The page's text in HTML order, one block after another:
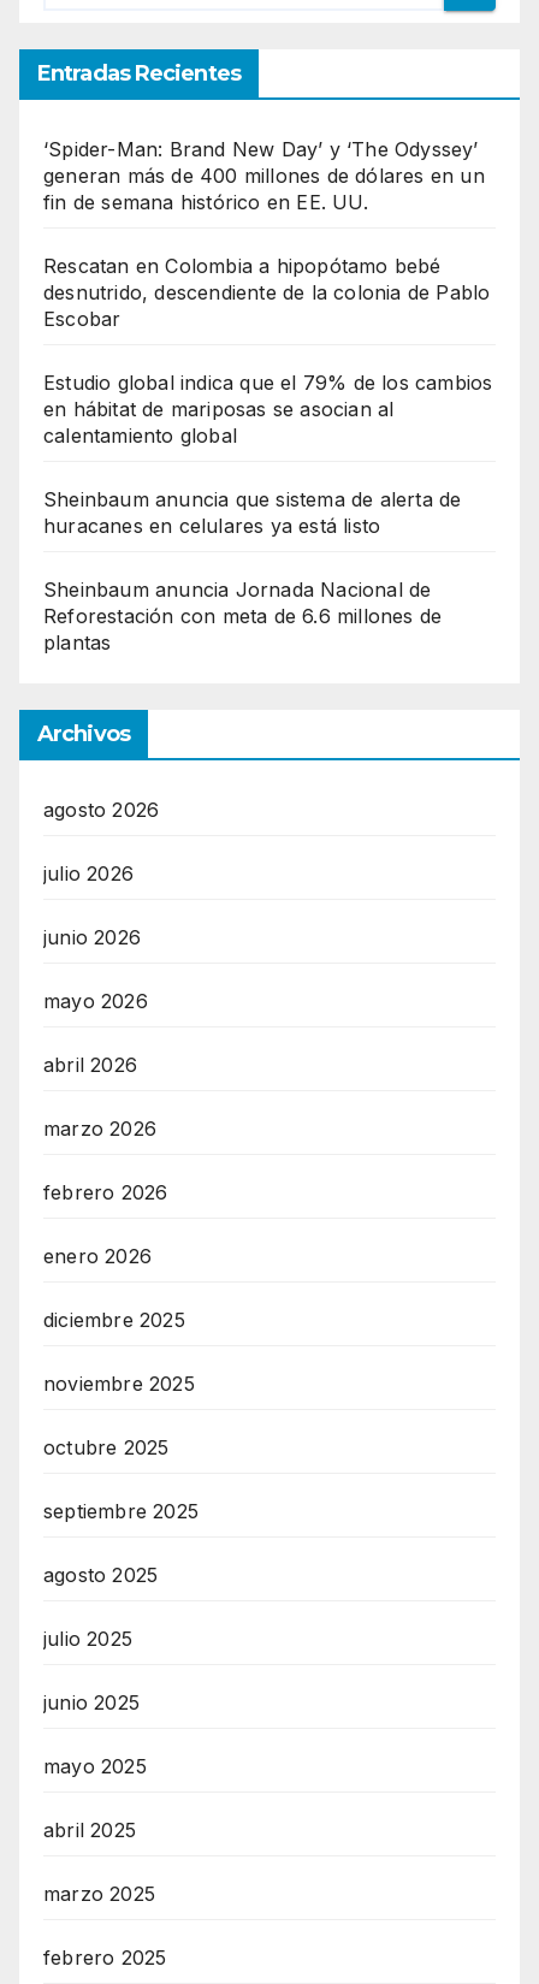
Entradas Recientes
‘Spider-Man: Brand New Day’ y ‘The Odyssey’
generan más de 400 millones de dólares en un
fin de semana histórico en EE. UU.
Rescatan en Colombia a hipopótamo bebé
desnutrido, descendiente de la colonia de Pablo
Escobar
Estudio global indica que el 79% de los cambios
en hábitat de mariposas se asocian al
calentamiento global
Sheinbaum anuncia que sistema de alerta de
huracanes en celulares ya está listo
Sheinbaum anuncia Jornada Nacional de
Reforestación con meta de 6.6 millones de
plantas
Archivos
agosto 2026
julio 2026
junio 2026
mayo 2026
abril 2026
marzo 2026
febrero 2026
enero 2026
diciembre 2025
noviembre 2025
octubre 2025
septiembre 2025
agosto 2025
julio 2025
junio 2025
mayo 2025
abril 2025
marzo 2025
febrero 2025